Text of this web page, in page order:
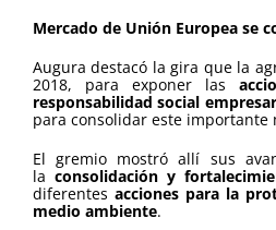
Mercado de Unión Europea se
Augura destacó la gira que la
2018, para exponer las
responsabilidad social
para consolidar este importante
El gremio mostró allí sus
la consolidación y
diferentes acciones para la
medio ambiente.